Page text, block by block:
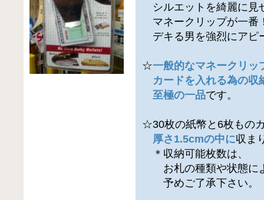
シルエットを綺麗に見
マネークリップが一番
デキる男を強烈にアピ
☆一般的なマネークリッ
カードを入れる為の収
至極の一品です。
☆30枚の紙幣と6枚もの
厚さ1.5cmの中に収ま
＊収納可能枚数は、
お札の種類や状態に
予めご了承下さい。